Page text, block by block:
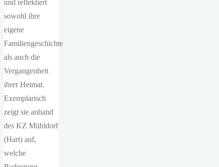
und reflektiert
sowohl ihre
eigene
Familiengeschichte
als auch die
Vergangenheit
ihrer Heimat.
Exemplarisch
zeigt sie anhand
des KZ Mühldorf
(Hart) auf,
welche